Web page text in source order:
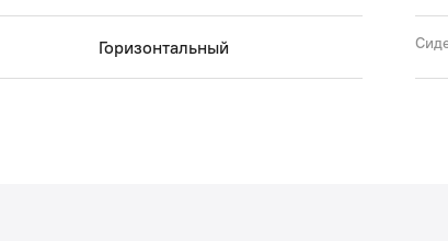
Горизонтальный